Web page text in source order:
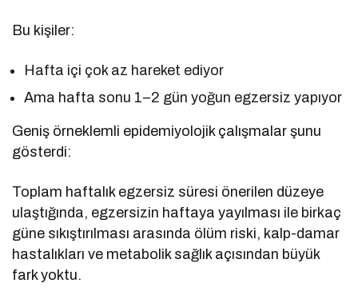
Bu kişiler:
Hafta içi çok az hareket ediyor
Ama hafta sonu 1–2 gün yoğun egzersiz yapıyor
Geniş örneklemli epidemiyolojik çalışmalar şunu
gösterdi:
Toplam haftalık egzersiz süresi önerilen düzeye
ulaştığında, egzersizin haftaya yayılması ile birkaç
güne sıkıştırılması arasında ölüm riski, kalp-damar
hastalıkları ve metabolik sağlık açısından büyük
fark yoktu.